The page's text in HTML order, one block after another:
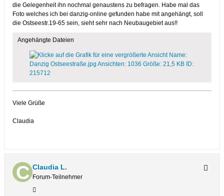
die Gelegenheit ihn nochmal genaustens zu befragen. Habe mal das
Foto welches ich bei danzig-online gefunden habe mit angehängt, soll
die Ostseestr.19-65 sein, sieht sehr nach Neubaugebiet aus!!
Angehängte Dateien
Viele Grüße
Claudia
Claudia L.
Forum-Teilnehmer